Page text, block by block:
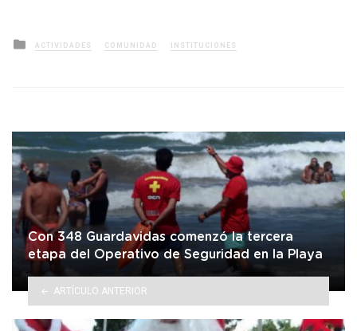
Posted
in
ACTIVIDADES COMUNIDAD INSTITUCIONES
Con 348 Guardavidas comenzó la tercera
etapa del Operativo de Seguridad en la Playa
ARTÍCULO ANTERIOR